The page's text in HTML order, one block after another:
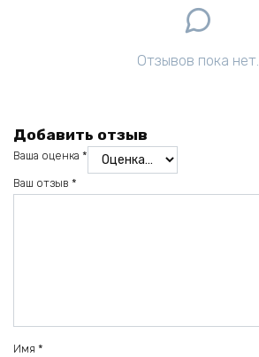
Отзывов пока нет.
Добавить отзыв
Ваша оценка *
Ваш отзыв *
Имя *